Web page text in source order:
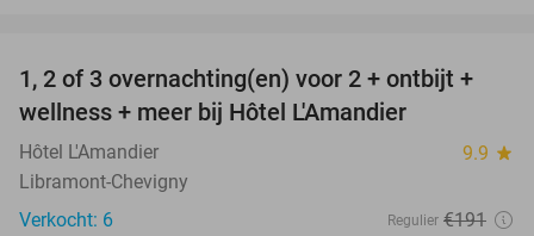
32%
TODAY
1, 2 of 3 overnachting(en) voor 2 + ontbijt +
wellness + meer bij Hôtel L'Amandier
Hôtel L'Amandier 9.9 star
Libramont-Chevigny
Verkocht: 6
Regulier €191